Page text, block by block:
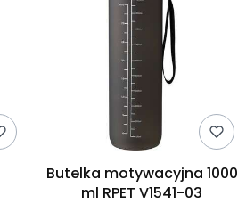
Butelka motywacyjna 1000
ml RPET V1541-03